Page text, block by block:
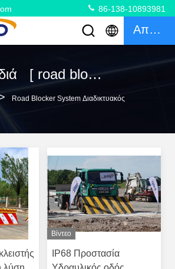
86-138-10893981
Απόσπασμα
Λέξεις-κλειδιά [ road blocker system ] αντιστοιχία 120 προϊόντα
Road Blocker System Διαδικτυακός
Βίντεο
IP68 Προστασία